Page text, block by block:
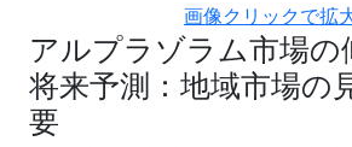
画像クリックで拡
アルプラゾラム市場の
将来予測：地域市場の
要